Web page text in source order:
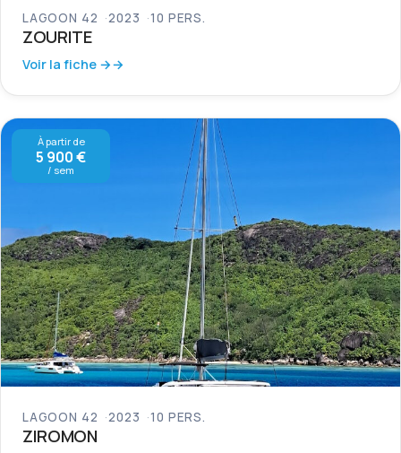
LAGOON 42 2023 10 PERS.
ZOURITE
Voir la fiche →
À partir de
5 900 €
/ sem
LAGOON 42 2023 10 PERS.
ZIROMON